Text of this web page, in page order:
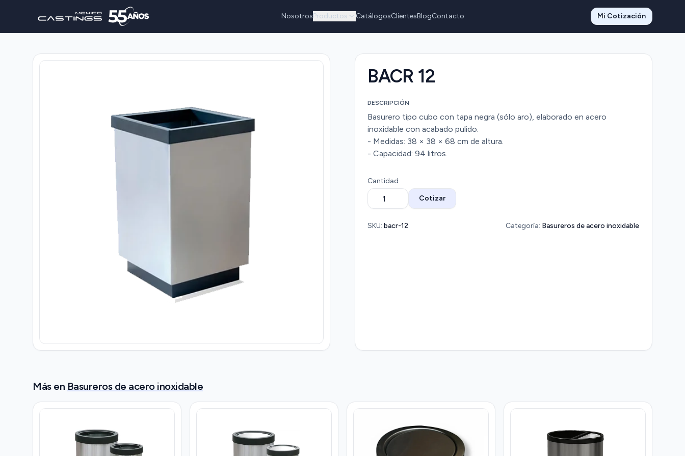
NosotrosProductos CatálogosClientesBlogContacto Mi Cotización
BACR 12
DESCRIPCIÓN
Basurero tipo cubo con tapa negra (sólo aro), elaborado en acero
inoxidable con acabado pulido.
- Medidas: 38 × 38 × 68 cm de altura.
- Capacidad: 94 litros.
Cantidad
Cotizar
SKU: bacr-12 Categoría: Basureros de acero inoxidable
Más en Basureros de acero inoxidable